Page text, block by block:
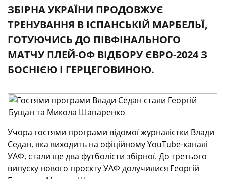
ЗБІРНА УКРАЇНИ ПРОДОВЖУЄ
ТРЕНУВАННЯ В ІСПАНСЬКІЙ МАРБЕЛЬЇ,
ГОТУЮЧИСЬ ДО ПІВФІНАЛЬНОГО
МАТЧУ ПЛЕЙ-ОФ ВІДБОРУ ЄВРО-2024 З
БОСНІЄЮ І ГЕРЦЕГОВИНОЮ.
Учора гостями програми відомої журналістки Влади
Седан, яка виходить на офіційному YouTube-каналі
УАФ, стали ще два футболісти збірної. До третього
випуску нового проєкту УАФ долучилися Георгій